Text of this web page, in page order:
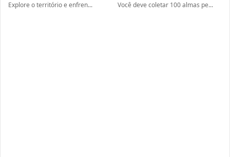
Explore o território e enfren... Você deve coletar 100 almas pe...